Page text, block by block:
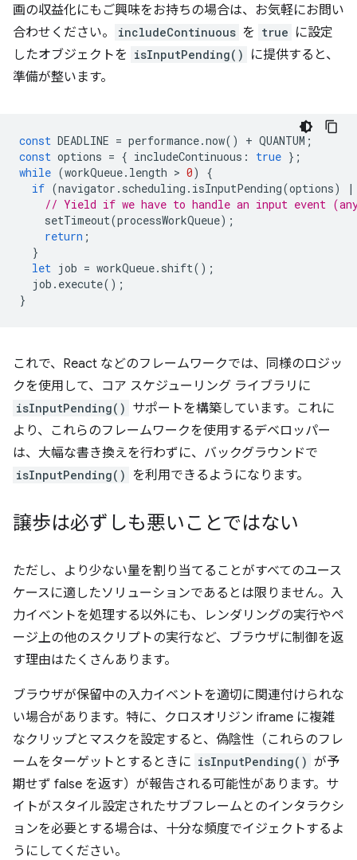
画の収益化にもご興味をお持ちの場合は、お気軽にお問い
合わせください。
includeContinuous を true に設定
したオブジェクトを isInputPending()
に提供すると、
準備が整います。
const DEADLINE = performance.now() + QUANTUM ;
const options = { includeContinuous : true };
while (workQueue. length > 0)
{
if (navigator . scheduling . isInputPending(options)
// Yield if we have to handle an input event
setTimeout(processWorkQueue);
return ;
}
let job = workQueue. shift();
job . execute();
}
これで、React などのフレームワークでは、同様のロジッ
クを使用して、コア スケジューリング ライブラリに
isInputPending() サポートを構築しています。これに
より、これらのフレームワークを使用するデベロッパー
は、大幅な書き換えを行わずに、バックグラウンドで
isInputPending() を利用できるようになります。
譲歩は必ずしも悪いことではない
ただし、より少ない量を割り当てることがすべてのユース
ケースに適したソリューションであるとは限りません。入
力イベントを処理する以外にも、レンダリングの実行やペ
ージ上の他のスクリプトの実行など、ブラウザに制御を返
す理由はたくさんあります。
ブラウザが保留中の入力イベントを適切に関連付けられな
い場合があります。特に、クロスオリジン iframe に複雑
なクリップとマスクを設定すると、偽陰性（これらのフレ
ームをターゲットとするときに isInputPending() が予
期せず false を返す）が報告される可能性があります。サ
イトがスタイル設定されたサブフレームとのインタラクシ
ョンを必要とする場合は、十分な頻度でイジェクトするよ
うにしてください。